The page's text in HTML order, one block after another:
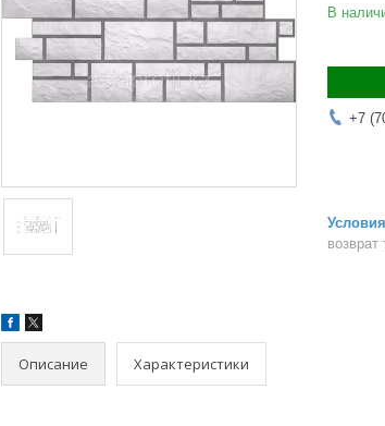
В
+7
возврат
Описание Характеристики